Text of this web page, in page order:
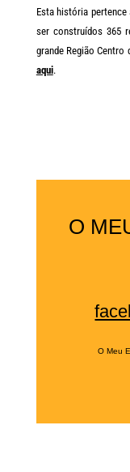
Esta história
ser construídos 365
grande Região
aqui.
O
O Meu